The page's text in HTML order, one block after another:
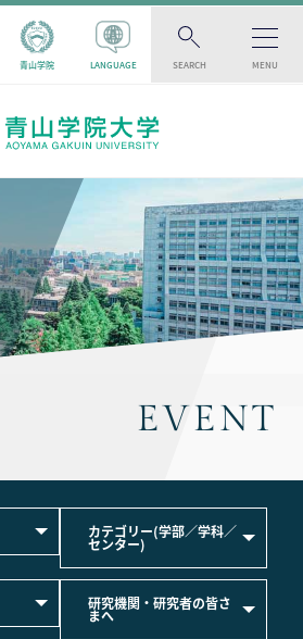
青山学院 LANGUAGE SEARCH MENU
EVENT
カテゴリー(学部／学科／
センター)
研究機関・研究者の皆さ
まへ